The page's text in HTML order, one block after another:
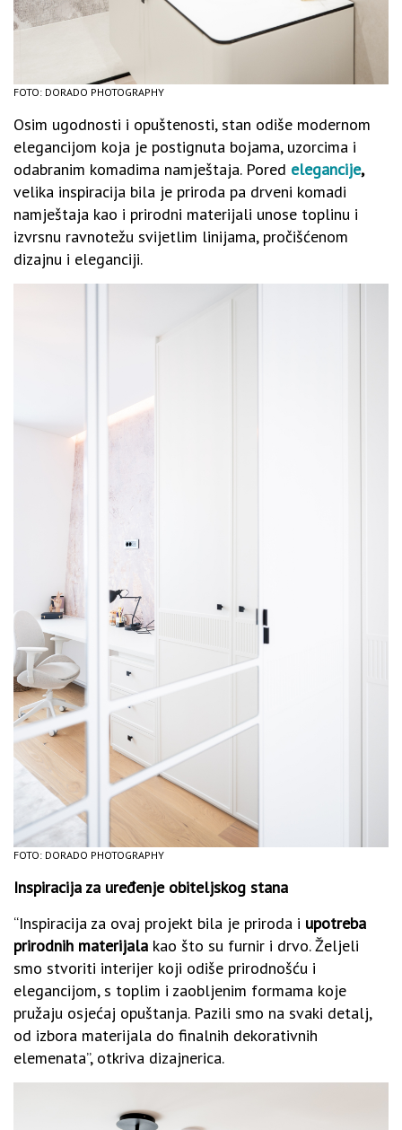
FOTO: DORADO PHOTOGRAPHY
Osim ugodnosti i opuštenosti, stan odiše modernom
elegancijom koja je postignuta bojama, uzorcima i
odabranim komadima namještaja. Pored elegancije,
velika inspiracija bila je priroda pa drveni komadi
namještaja kao i prirodni materijali unose toplinu i
izvrsnu ravnotežu svijetlim linijama, pročišćenom
dizajnu i eleganciji.
FOTO: DORADO PHOTOGRAPHY
Inspiracija za uređenje obiteljskog stana
“Inspiracija za ovaj projekt bila je priroda i upotreba
prirodnih materijala kao što su furnir i drvo. Željeli
smo stvoriti interijer koji odiše prirodnošću i
elegancijom, s toplim i zaobljenim formama koje
pružaju osjećaj opuštanja. Pazili smo na svaki detalj,
od izbora materijala do finalnih dekorativnih
elemenata”, otkriva dizajnerica.